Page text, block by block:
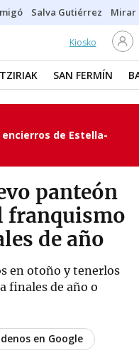
Salva Gutiérrez Mirar
Kiosko
SAN FERMÍN
de Estella-
panteón
franquismo
de año
en otoño y tenerlos
finales de año o
en Google